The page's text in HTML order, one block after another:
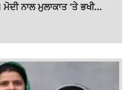
ਨਾਲ ਮੁਲਾਕਾਤ ‘ਤੇ ਭਖੀ...